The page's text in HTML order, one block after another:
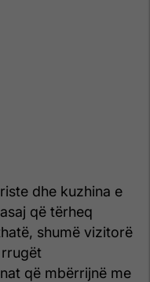
dhe kuzhina e
që tërheq
shumë vizitorë
që mbërrijnë me